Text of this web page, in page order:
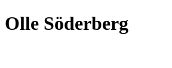
Olle Söderberg